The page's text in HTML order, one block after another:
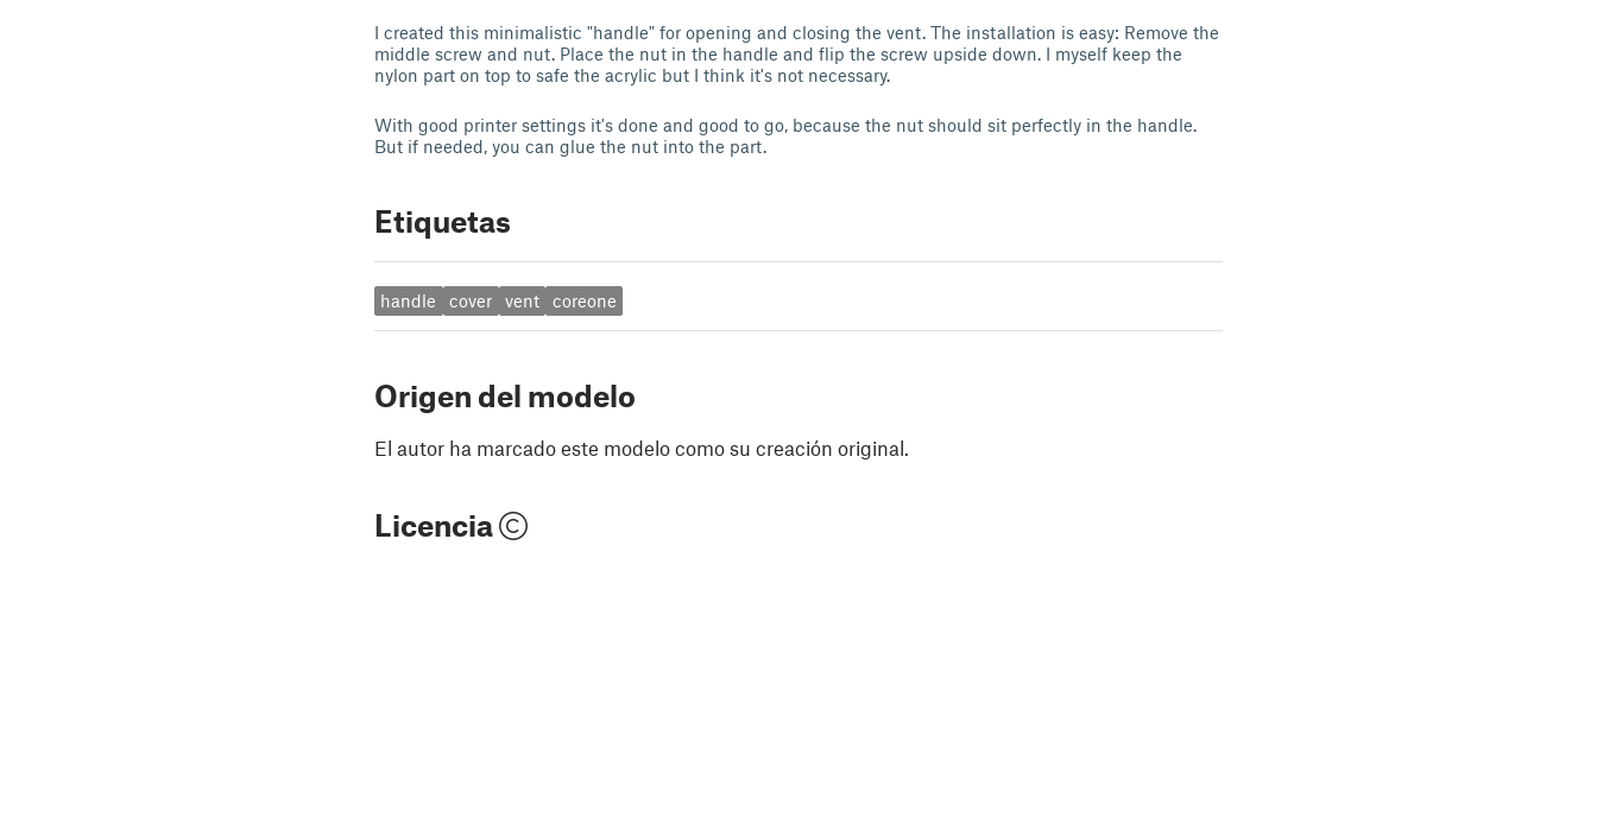
I created this minimalistic "handle" for opening and closing the vent. The installation is easy: Remove the
middle screw and nut. Place the nut in the handle and flip the screw upside down. I myself keep the
nylon part on top to safe the acrylic but I think it's not necessary.
With good printer settings it's done and good to go, because the nut should sit perfectly in the handle.
But if needed, you can glue the nut into the part.
Etiquetas
handle cover vent coreone
Origen del modelo
El autor ha marcado este modelo como su creación original.
Licencia